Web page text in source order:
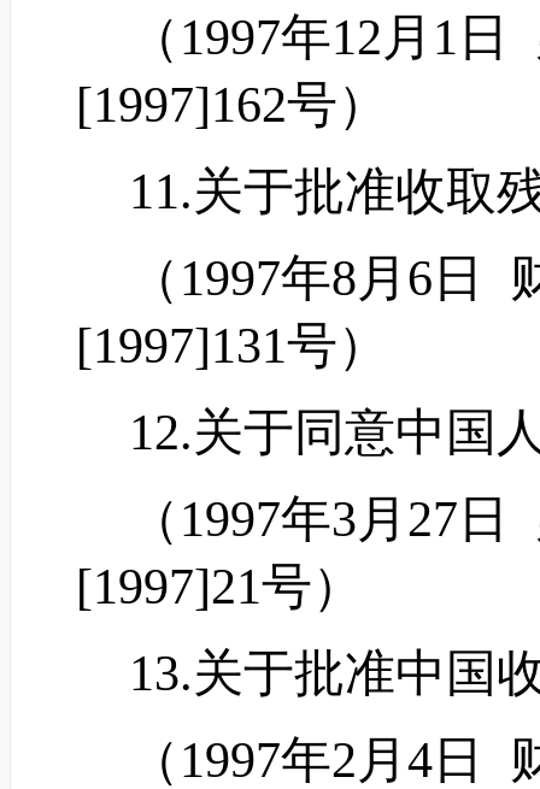
（1997年12月1
[1997]162号）
11.关于批准收取
（1997年8月6日
[1997]131号）
12.关于同意中国
（1997年3月27
[1997]21号）
13.关于批准中国
（1997年2月4日